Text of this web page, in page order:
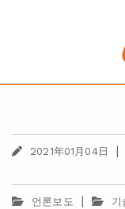
2021年01月04日 |
언론보도 | 기